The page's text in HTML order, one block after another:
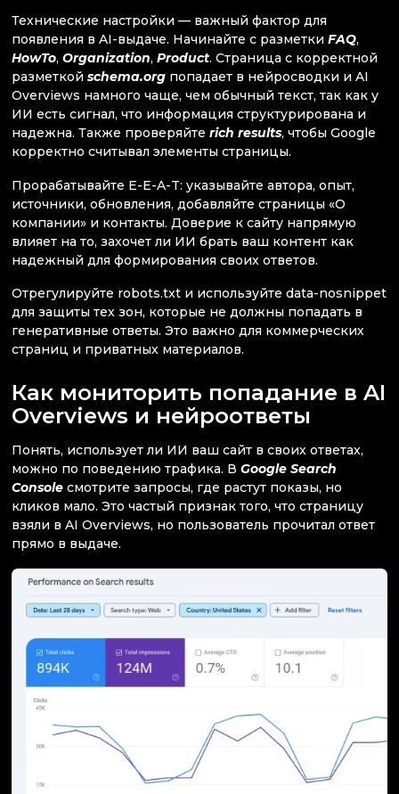
Технические настройки — важный фактор для
появления в AI-выдаче. Начинайте с разметки FAQ,
HowTo, Organization, Product. Страница с корректной
разметкой schema.org попадает в нейросводки и AI
Overviews намного чаще, чем обычный текст, так как у
ИИ есть сигнал, что информация структурирована и
надежна. Также проверяйте rich results, чтобы Google
корректно считывал элементы страницы.
Прорабатывайте E-E-A-T: указывайте автора, опыт,
источники, обновления, добавляйте страницы «О
компании» и контакты. Доверие к сайту напрямую
влияет на то, захочет ли ИИ брать ваш контент как
надежный для формирования своих ответов.
Отрегулируйте robots.txt и используйте data-nosnippet
для защиты тех зон, которые не должны попадать в
генеративные ответы. Это важно для коммерческих
страниц и приватных материалов.
Как мониторить попадание в AI
Overviews и нейроответы
Понять, использует ли ИИ ваш сайт в своих ответах,
можно по поведению трафика. В Google Search
Console смотрите запросы, где растут показы, но
кликов мало. Это частый признак того, что страницу
взяли в AI Overviews, но пользователь прочитал ответ
прямо в выдаче.